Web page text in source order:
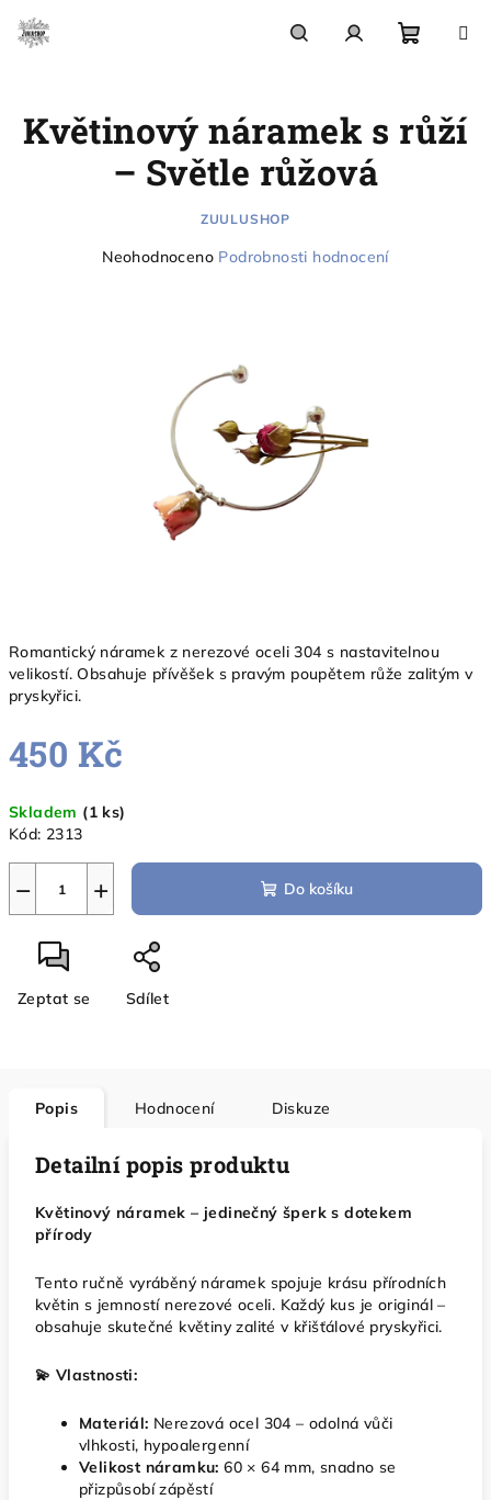
obsah
košík
Romantický náramek z nerezové oceli 304 s nastavitelnou
velikostí. Obsahuje přívěšek s pravým poupětem růže zalitým v
pryskyřici.
450 Kč
cena:
Skladem (1 ks)
Kód: 2313
+
− Do košíku
Zeptat se Sdílet
Květinový náramek s růží
– Světle růžová
ZUULUSHOP
Průměrné
hvězdiček.
Neohodnoceno Podrobnosti hodnocení
Popis Hodnocení Diskuze
Detailní popis produktu
Květinový náramek – jedinečný šperk s dotekem
přírody
Tento ručně vyráběný náramek spojuje krásu přírodních
květin s jemností nerezové oceli. Každý kus je originál –
obsahuje skutečné květiny zalité v křišťálové pryskyřici.
💫 Vlastnosti:
Materiál: Nerezová ocel 304 – odolná vůči
vlhkosti, hypoalergenní
Velikost náramku: 60 × 64 mm, snadno se
přizpůsobí zápěstí